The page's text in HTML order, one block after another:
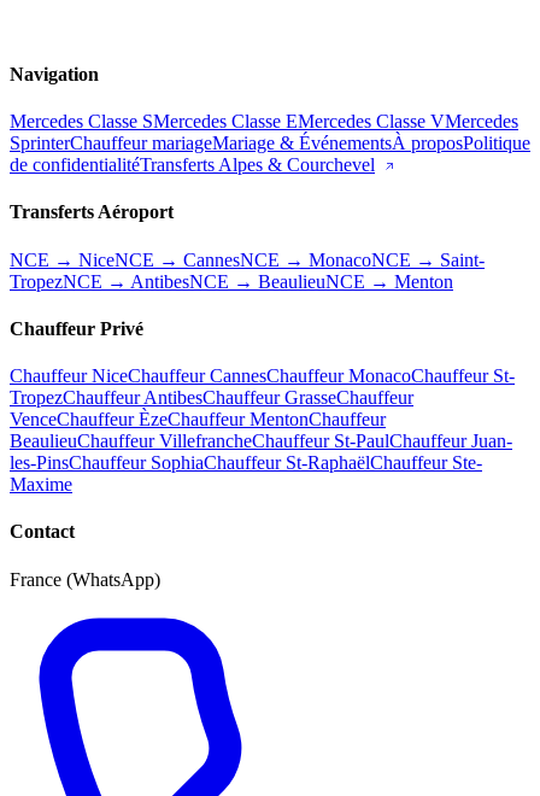
Navigation
Mercedes Classe SMercedes Classe EMercedes Classe VMercedes
SprinterChauffeur mariageMariage & ÉvénementsÀ proposPolitique
de confidentialitéTransferts Alpes & Courchevel
Transferts Aéroport
NCE → NiceNCE → CannesNCE → MonacoNCE → Saint-
TropezNCE → AntibesNCE → BeaulieuNCE → Menton
Chauffeur Privé
Chauffeur NiceChauffeur CannesChauffeur MonacoChauffeur St-
TropezChauffeur AntibesChauffeur GrasseChauffeur
VenceChauffeur ÈzeChauffeur MentonChauffeur
BeaulieuChauffeur VillefrancheChauffeur St-PaulChauffeur Juan-
les-PinsChauffeur SophiaChauffeur St-RaphaëlChauffeur Ste-
Maxime
Contact
France (WhatsApp)